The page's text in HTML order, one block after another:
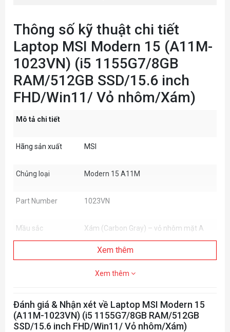
Thông số kỹ thuật chi tiết
Laptop MSI Modern 15 (A11M-
1023VN) (i5 1155G7/8GB
RAM/512GB SSD/15.6 inch
FHD/Win11/ Vỏ nhôm/Xám)
Mô tả chi tiết
Hãng sản xuất MSI
Chủng loại Modern 15 A11M
Part Number 1023VN
Mầu sắc Xám (Carbon Gray) – vỏ nhôm mặt A
Intel Core i5-1155G7
Bộ nhớ trong 8GB DDR4 3200Mhz
Xem thêm
Xem thêm
Đánh giá & Nhận xét về Laptop MSI Modern 15
(A11M-1023VN) (i5 1155G7/8GB RAM/512GB
SSD/15.6 inch FHD/Win11/ Vỏ nhôm/Xám)